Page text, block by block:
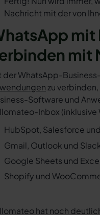
Nachricht mit der von
mit
mit
der WhatsApp-
zu
Software und
Inbox (inklusive
HubSpot, Salesforce
Gmail, Outlook und
Google Sheets und
Shopify und
hat noch